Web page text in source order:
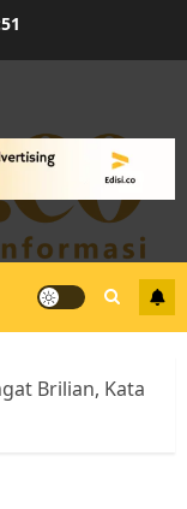
Brilian, Kata